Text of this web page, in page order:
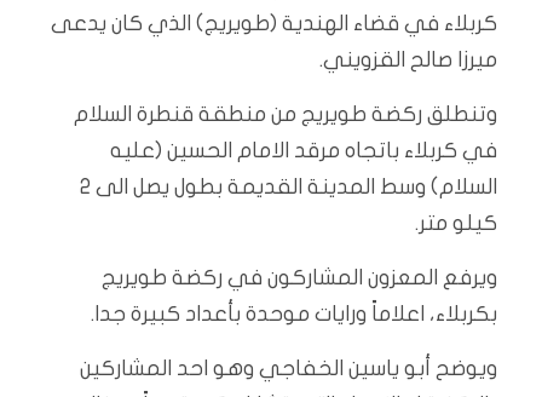
كربلاء في قضاء الهندية (طويريج) الذي كان يدعى
ميرزا صالح القزويني.
وتنطلق ركضة طويريج من منطقة قنطرة السلام
في كربلاء باتجاه مرقد الامام الحسين (عليه
السلام) وسط المدينة القديمة بطول يصل الى 2
كيلو متر.
ويرفع المعزون المشاركون في ركضة طويريج
بكربلاء، اعلاماً ورايات موحدة بأعداد كبيرة جدا.
ويوضح أبو ياسين الخفاجي وهو احد المشاركين